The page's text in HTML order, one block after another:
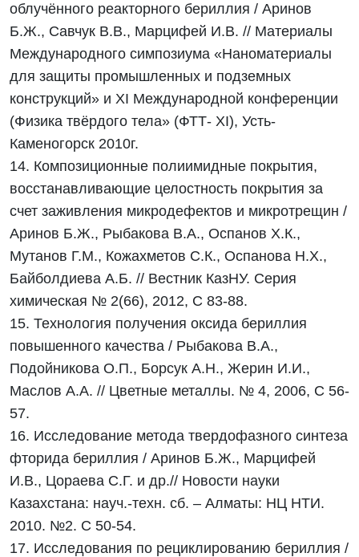
облучённого реакторного бериллия / Аринов
Б.Ж., Савчук В.В., Марцифей И.В. // Материалы
Международного симпозиума «Наноматериалы
для защиты промышленных и подземных
конструкций» и ХI Международной конференции
(Физика твёрдого тела» (ФТТ- ХI), Усть-
Каменогорск 2010г.
14. Композиционные полиимидные покрытия,
восстанавливающие целостность покрытия за
счет заживления микродефектов и микротрещин /
Аринов Б.Ж., Рыбакова В.А., Оспанов Х.К.,
Мутанов Г.М., Кожахметов С.К., Оспанова Н.Х.,
Байболдиева А.Б. // Вестник КазНУ. Серия
химическая № 2(66), 2012, С 83-88.
15. Технология получения оксида бериллия
повышенного качества / Рыбакова В.А.,
Подойникова О.П., Борсук А.Н., Жерин И.И.,
Маслов А.А. // Цветные металлы. № 4, 2006, С 56-
57.
16. Исследование метода твердофазного синтеза
фторида бериллия / Аринов Б.Ж., Марцифей
И.В., Цораева С.Г. и др.// Новости науки
Казахстана: науч.-техн. сб. – Алматы: НЦ НТИ.
2010. №2. С 50-54.
17. Исследования по рециклированию бериллия /